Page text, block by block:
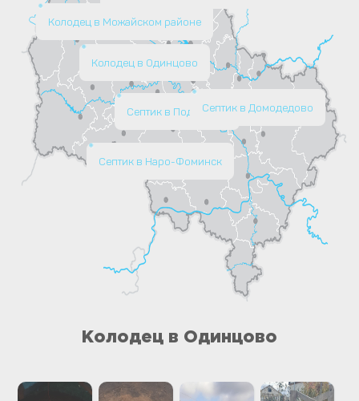
Колодец в Одинцово
Септик в Подольске
Септик в Наро-Фоминск
Колодец в Можайском районе
Септик в Домодедово
Колодец в Одинцово